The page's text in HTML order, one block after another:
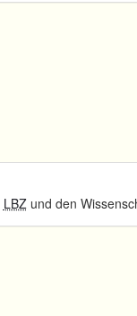
LBZund den